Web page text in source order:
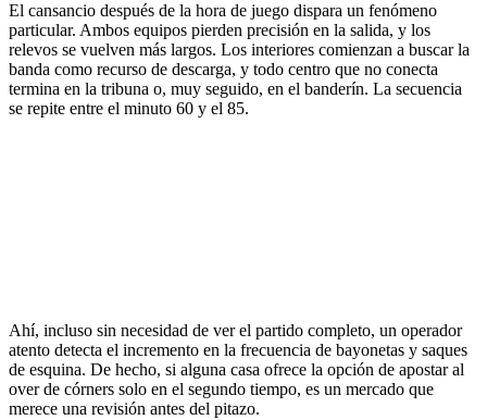
El cansancio después de la hora de juego dispara un fenómeno
particular. Ambos equipos pierden precisión en la salida, y los
relevos se vuelven más largos. Los interiores comienzan a buscar la
banda como recurso de descarga, y todo centro que no conecta
termina en la tribuna o, muy seguido, en el banderín. La secuencia
se repite entre el minuto 60 y el 85.
Ahí, incluso sin necesidad de ver el partido completo, un operador
atento detecta el incremento en la frecuencia de bayonetas y saques
de esquina. De hecho, si alguna casa ofrece la opción de apostar al
over de córners solo en el segundo tiempo, es un mercado que
merece una revisión antes del pitazo.